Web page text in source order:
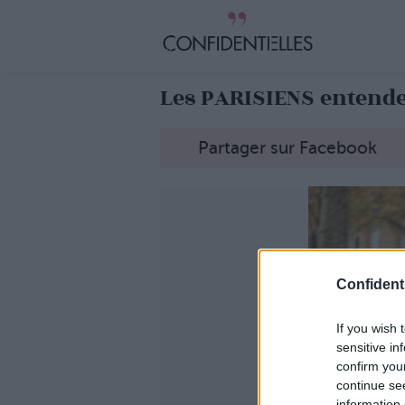
If you wish
sensitive
confirm
continue
Les PARISIENS
Partager sur Facebook